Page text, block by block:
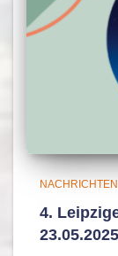
NACHRICHTEN
4.
23.05.2025